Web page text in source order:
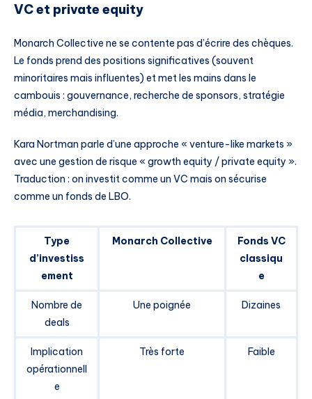
VC et private equity
Monarch Collective ne se contente pas d’écrire des chèques.
Le fonds prend des positions significatives (souvent
minoritaires mais influentes) et met les mains dans le
cambouis : gouvernance, recherche de sponsors, stratégie
média, merchandising.
Kara Nortman parle d’une approche « venture-like markets »
avec une gestion de risque « growth equity / private equity ».
Traduction : on investit comme un VC mais on sécurise
comme un fonds de LBO.
Type
d’investiss
ement
Monarch Collective
Fonds VC
classiqu
e
Nombre de
deals
Une poignée Dizaines
Implication
opérationnell
e
Très forte Faible